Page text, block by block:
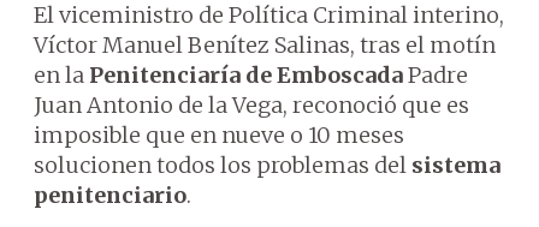
El viceministro de Política Criminal interino,
Víctor Manuel Benítez Salinas, tras el motín
en la Penitenciaría de EmboscadaPadre
Juan Antonio de la Vega, reconoció que es
imposible que en nueve o 10 meses
solucionen todos los problemas del sistema
penitenciario.